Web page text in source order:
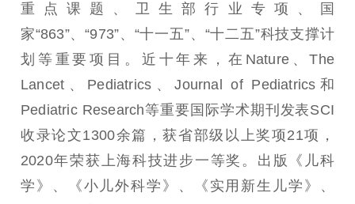
重点课题、卫生部行业专项、国
家“863”、“973”、“十一五”、“十二五”科技支撑计
划等重要项目。近十年来，在Nature、The
Lancet、Pediatrics、Journal of Pediatrics和
Pediatric Research等重要国际学术期刊发表SCI
收录论文1300余篇，获省部级以上奖项21项，
2020年荣获上海科技进步一等奖。出版《儿科
学》、《小儿外科学》、《实用新生儿学》、